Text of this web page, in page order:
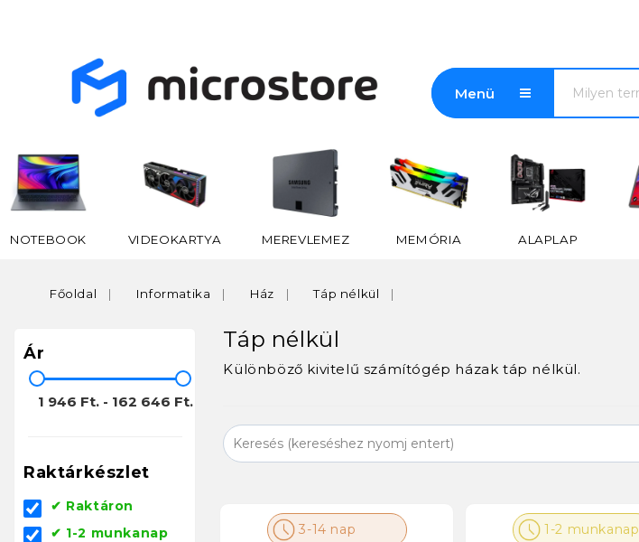
Menü
NOTEBOOK VIDEOKARTYA MEREVLEMEZ MEMÓRIA ALAPLAP
Főoldal Informatika Ház Táp nélkül
Ár
Raktárkészlet
✔ Raktáron
✔ 1-2 munkanap
Táp nélkül
Különböző kivitelű számítógép házak táp nélkül.
3-14 nap 1-2 munkanap